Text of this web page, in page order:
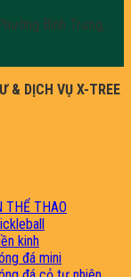
Bình Trưng,
& DỊCH VỤ X-TREE
THỂ THAO
kinh
đá mini